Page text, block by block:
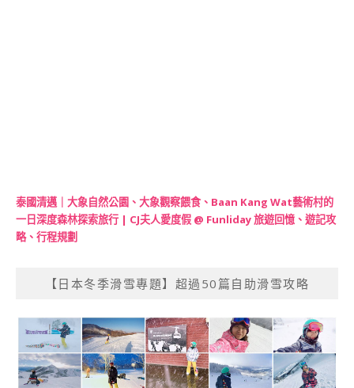
泰國清邁｜大象自然公園、大象觀察餵食、Baan Kang Wat藝術村的
一日深度森林探索旅行 | CJ夫人愛度假 @ Funliday 旅遊回憶、遊記攻
略、行程規劃
【日本冬季滑雪專題】超過50篇自助滑雪攻略